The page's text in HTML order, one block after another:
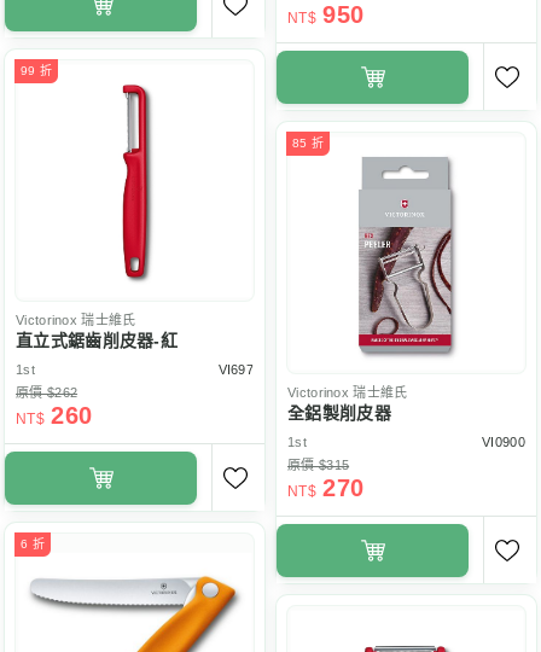
NT$ 950
99 折
Victorinox 瑞士維氏
直立式鋸齒削皮器-紅
1st
VI697
原價 $262
NT$ 260
85 折
Victorinox 瑞士維氏
全鋁製削皮器
1st
VI0900
原價 $315
NT$ 270
6 折